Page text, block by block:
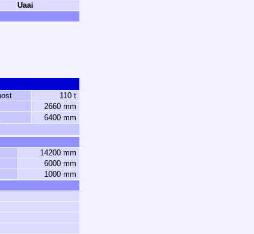
Uaai
110 t
2660 mm
6400 mm
14200 mm
6000 mm
1000 mm